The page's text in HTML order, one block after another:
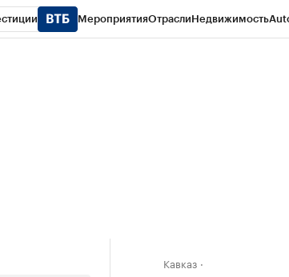
МероприятияОтраслиНедвижимость
Кавказ